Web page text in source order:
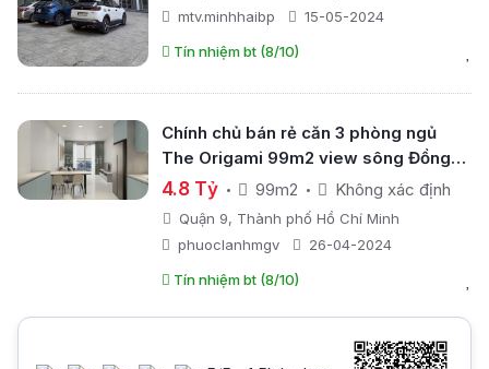
mtv.minhhaibp
15-05-2024
Tín nhiệm bt (8/10)
Chính chủ bán rẻ căn 3 phòng ngủ
The Origami 99m2 view sông Đồng
Nai
4.8 Tỷ 99m2 Không xác định
Quận 9, Thành phố Hồ Chí Minh
phuoclanhmgv
26-04-2024
Tín nhiệm bt (8/10)